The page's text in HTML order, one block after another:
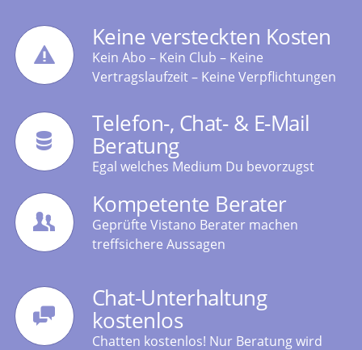
Keine versteckten Kosten
Kein Abo – Kein Club – Keine
Vertragslaufzeit – Keine Verpflichtungen
Telefon-, Chat- & E-Mail
Beratung
Egal welches Medium Du bevorzugst
Kompetente Berater
Geprüfte Vistano Berater machen
treffsichere Aussagen
Chat-Unterhaltung
kostenlos
Chatten kostenlos! Nur Beratung wird